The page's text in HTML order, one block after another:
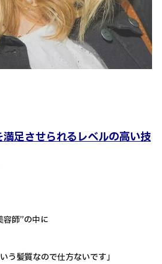
足させられるレベルの高い技
容師”の中に
う髪質なので仕方ないです」